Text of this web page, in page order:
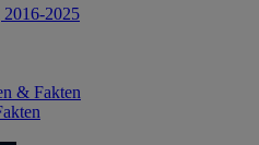
2016-2025
& Fakten